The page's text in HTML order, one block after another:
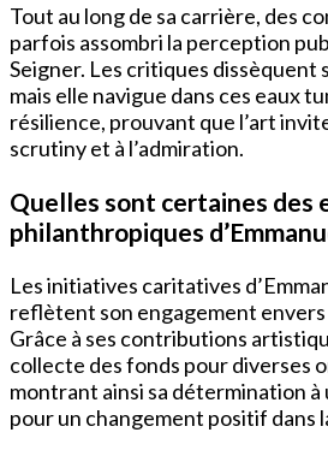
Tout au long de sa carrière, des
parfois assombri la perception
Seigner. Les critiques dissèquent
mais elle navigue dans ces eaux
résilience, prouvant que l’art
scrutiny et à l’admiration.
Quelles sont certaines des
philanthropiques
Les initiatives caritatives
reflètent son engagement envers
Grâce à ses contributions
collecte des fonds pour diverses
montrant ainsi sa détermination
pour un changement positif dans